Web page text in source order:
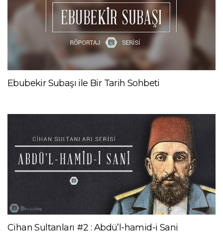
Ebubekir Subaşı ile Bir Tarih Sohbeti
Cihan Sultanları #2 : Abdü’l-hamid-i Sani